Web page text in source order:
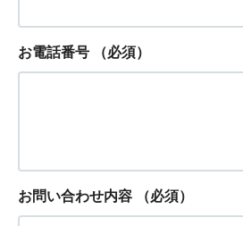
お電話番号 （必須）
お問い合わせ内容 （必須）